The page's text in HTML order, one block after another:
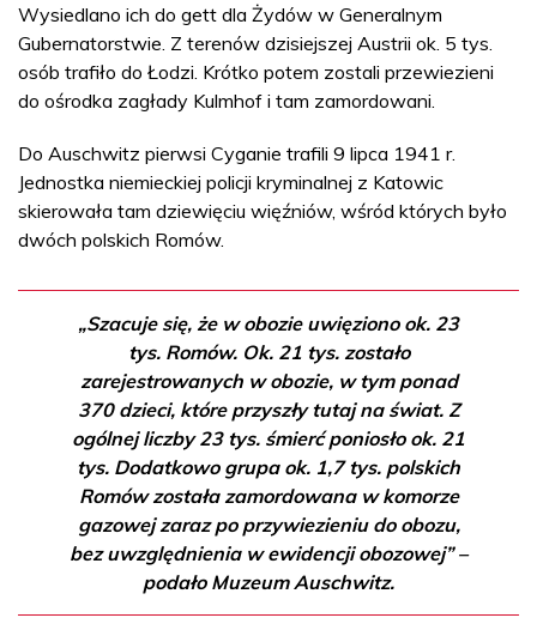
Wysiedlano ich do gett dla Żydów w Generalnym
Gubernatorstwie. Z terenów dzisiejszej Austrii ok. 5 tys.
osób trafiło do Łodzi. Krótko potem zostali przewiezieni
do ośrodka zagłady Kulmhof i tam zamordowani.
Do Auschwitz pierwsi Cyganie trafili 9 lipca 1941 r.
Jednostka niemieckiej policji kryminalnej z Katowic
skierowała tam dziewięciu więźniów, wśród których było
dwóch polskich Romów.
„Szacuje się, że w obozie uwięziono ok. 23
tys. Romów. Ok. 21 tys. zostało
zarejestrowanych w obozie, w tym ponad
370 dzieci, które przyszły tutaj na świat. Z
ogólnej liczby 23 tys. śmierć poniosło ok. 21
tys. Dodatkowo grupa ok. 1,7 tys. polskich
Romów została zamordowana w komorze
gazowej zaraz po przywiezieniu do obozu,
bez uwzględnienia w ewidencji obozowej” –
podało Muzeum Auschwitz.